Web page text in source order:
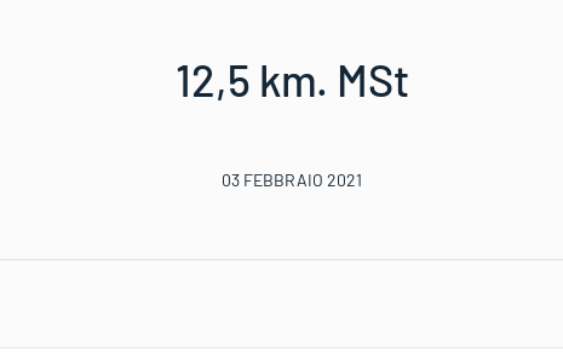
12,5 km. MSt
03 FEBBRAIO 2021